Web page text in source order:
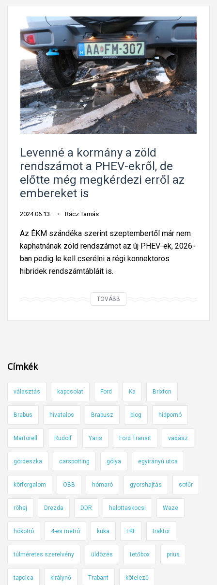
u
t
a
z
t
u
n
k
a
j
ö
ő
b
e
l
t
h
-
.
3
2
h
é
Levenné a kormány a zöld
rendszámot a PHEV-ekről, de
előtte még megkérdezi erről az
embereket is
2024.06.13. Rácz Tamás
Az ÉKM szándéka szerint szeptembertől már nem
kaphatnának zöld rendszámot az új PHEV-ek, 2026-
ban pedig le kell cserélni a régi konnektoros
hibridek rendszámtábláit is.
TOVÁBB
k
o
r
m
á
y
z
ö
e
n
Címkék
választás kapcsolat Ford Ka Brixton
Brabus hivatalos Brabusz blog hídpornó
Martorell Rudolf Yaris Ford Transit vadász
gördeszka carspotting gólya egyirányú utca
körforgalom OBB hómaró gyorshajtás sofőr
röhej Drezda DDR halottaskocsi Waze
hókotró 4-es metró kuka FKF traktor
túlméretes szerelvény üldözés tetőbox prius
tapolca királynő Trabant kötelező